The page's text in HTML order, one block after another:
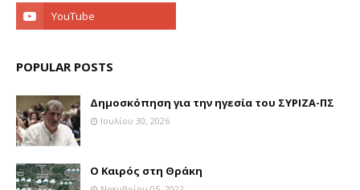
POPULAR POSTS
Δημοσκόπηση για την ηγεσία του ΣΥΡΙΖΑ-ΠΣ
Ιουλίου 30, 2026
Ο Καιρός στη Θράκη